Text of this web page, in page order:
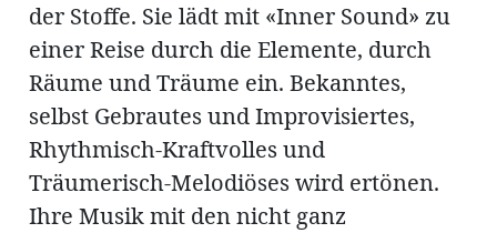
der Stoffe. Sie lädt mit «Inner Sound» zu
einer Reise durch die Elemente, durch
Räume und Träume ein. Bekanntes,
selbst Gebrautes und Improvisiertes,
Rhythmisch-Kraftvolles und
Träumerisch-Melodiöses wird ertönen.
Ihre Musik mit den nicht ganz